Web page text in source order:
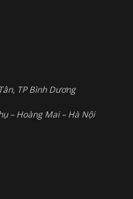
TP Bình Dương
– Hoàng Mai – Hà Nội